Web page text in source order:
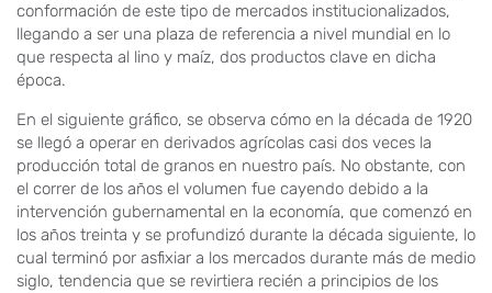
conformación de este tipo de mercados institucionalizados,
llegando a ser una plaza de referencia a nivel mundial en lo
que respecta al lino y maíz, dos productos clave en dicha
época.
En el siguiente gráfico, se observa cómo en la década de 1920
se llegó a operar en derivados agrícolas casi dos veces la
producción total de granos en nuestro país. No obstante, con
el correr de los años el volumen fue cayendo debido a la
intervención gubernamental en la economía, que comenzó en
los años treinta y se profundizó durante la década siguiente, lo
cual terminó por asfixiar a los mercados durante más de medio
siglo, tendencia que se revirtiera recién a principios de los